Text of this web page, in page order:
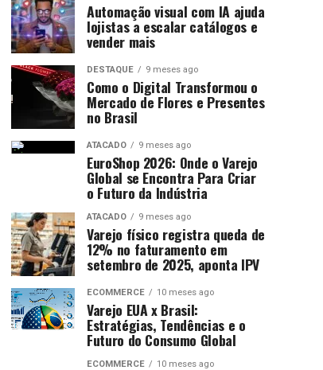
Automação visual com IA ajuda
lojistas a escalar catálogos e
vender mais
DESTAQUE 9 meses ago
Como o Digital Transformou o
Mercado de Flores e Presentes
no Brasil
ATACADO 9 meses ago
EuroShop 2026: Onde o Varejo
Global se Encontra Para Criar
o Futuro da Indústria
ATACADO 9 meses ago
Varejo físico registra queda de
12% no faturamento em
setembro de 2025, aponta IPV
ECOMMERCE 10 meses ago
Varejo EUA x Brasil:
Estratégias, Tendências e o
Futuro do Consumo Global
ECOMMERCE 10 meses ago